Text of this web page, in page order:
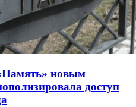
новым
доступ